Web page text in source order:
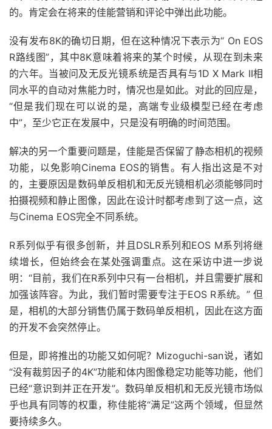
的。肯定会在将来的佳能营销和评论中弹出此功能。
没有发布8K的确切日期，但在这种情况下表示为“ On EOS
R路线图”，其中8K意味着将来的某个时候，从现在到未来
的六年。当被问及无反光镜系统是否具有与1D X Mark II相
同水平的自动对焦能力时，情况也是如此。对此的回应是，
“但是我们现在可以说的是，高端专业级模型已经在考虑
中”，至少它正在发展中，只是没有明确的时间范围。
解决的另一个重要问题是，佳能是否保留了静态相机的视频
功能，以免影响Cinema EOS的销售。有人指出这是不对
的，主要原因是数码单反相机和无反光镜相机必须能够同时
拍摄视频和静止图像，因此在设计时都考虑到了这一点，这
与Cinema EOS完全不同系统。
R系列似乎有很多创新，并且DSLR系列和EOS M系列将继
续增长，但始终会在某处强调重点。这在采访中进一步说
明：“目前，我们在R系列中只有一台相机，并且需要扩展和
加强该阵容。为此，我们暂时需要专注于EOS R系统。” 但
是，相机的大部分销售仍属于数码单反相机，因此在这方面
的开发不会突然停止。
但是，即将推出的功能又如何呢？Mizoguchi-san说，诸如
“没有裁剪因子的4K”功能和体内图像稳定功能等功能，他们
已经“意识到并正在开发”。数码单反相机和无反光镜市场似
乎也具有同等的权重，称佳能将“满足”这两个领域，但显然
要持续多久。